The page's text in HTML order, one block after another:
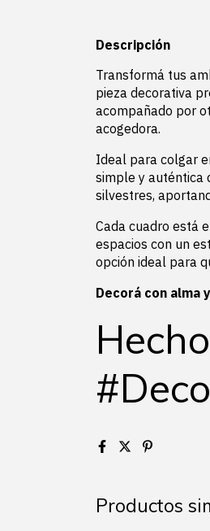
Descripción
Transformá tus
pieza decorativa
acompañado por
acogedora.
Ideal para colgar
simple y auténtica
silvestres,
Cada cuadro está
espacios con un
opción ideal para
Decorá con alma
Productos